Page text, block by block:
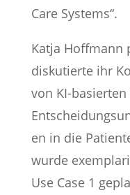
Care Systems“.
Katja Hoffmann
diskutierte ihr
von KI-
en in die
wurde
Use Case 1